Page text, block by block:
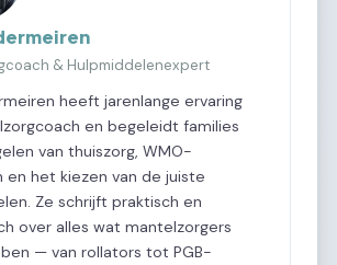
& Hulpmiddelenexpert
heeft jarenlange ervaring
en begeleidt families
van thuiszorg, WMO-
en het kiezen van de juiste
Ze schrijft praktisch en
over alles wat mantelzorgers
— van rollators tot PGB-